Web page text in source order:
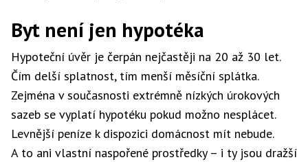
Byt není jen hypotéka
Hypoteční úvěr je čerpán nejčastěji na 20 až 30 let.
Čím delší splatnost, tím menší měsíční splátka.
Zejména v současnosti extrémně nízkých úrokových
sazeb se vyplatí hypotéku pokud možno nesplácet.
Levnější peníze k dispozici domácnost mít nebude.
A to ani vlastní naspořené prostředky – i ty jsou dražší